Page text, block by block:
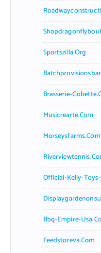
Sportszilla.org
Brasserie-
Musicrearte.com
Morseysfarms.com
Official-Kelly-
Bbq-Empire-
Feedstoreva.com